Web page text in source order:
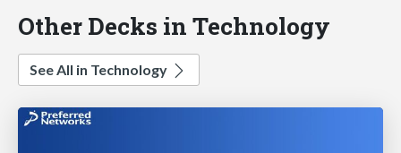
Other Decks in Technology
See All in Technology